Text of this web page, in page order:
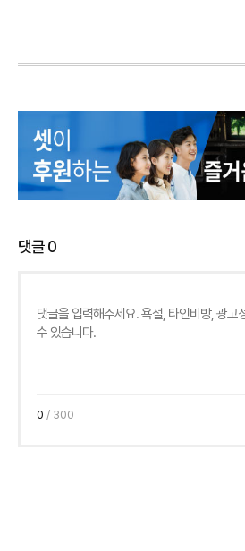
댓글0
0 / 300